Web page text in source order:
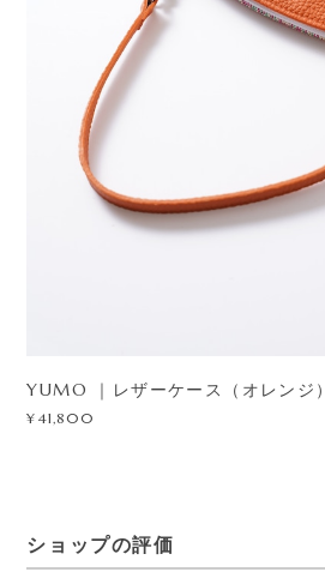
YUMO ｜レザーケース（オレンジ）
¥41,800
ショップの評価